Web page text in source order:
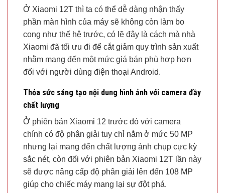
Ở Xiaomi 12T thì ta có thể dễ dàng nhận thấy
phần màn hình của máy sẽ không còn làm bo
cong như thế hệ trước, có lẽ đây là cách mà nhà
Xiaomi đã tối ưu đi để cắt giảm quy trình sản xuất
nhằm mang đến một mức giá bán phù hợp hơn
đối với người dùng điện thoại Android.
Thỏa sức sáng tạo nội dung hình ảnh với camera đầy
chất lượng
Ở phiên bản Xiaomi 12 trước đó với camera
chính có độ phân giải tuy chỉ nằm ở mức 50 MP
nhưng lại mang đến chất lượng ảnh chụp cực kỳ
sắc nét, còn đối với phiên bản Xiaomi 12T lần này
sẽ được nâng cấp độ phân giải lên đến 108 MP
giúp cho chiếc máy mang lại sự đột phá.